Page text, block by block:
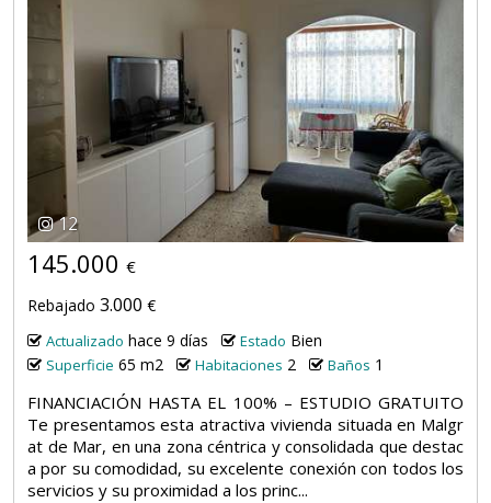
12
145.000 €
Rebajado 3.000 €
Actualizado hace 9 días Estado Bien
Superficie 65 m2 Habitaciones 2 Baños 1
FINANCIACIÓN HASTA EL 100% – ESTUDIO GRATUITO
Te presentamos esta atractiva vivienda situada en Malgr
at de Mar, en una zona céntrica y consolidada que destac
a por su comodidad, su excelente conexión con todos los
servicios y su proximidad a los princ...